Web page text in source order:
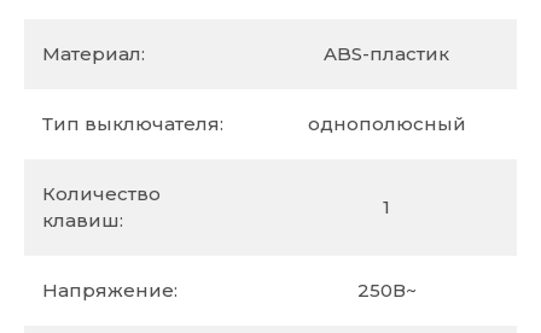
Материал: ABS-пластик
Тип выключателя: однополюсный
Количество
клавиш:
1
Напряжение: 250В~